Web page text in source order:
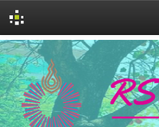
Skip
navigation